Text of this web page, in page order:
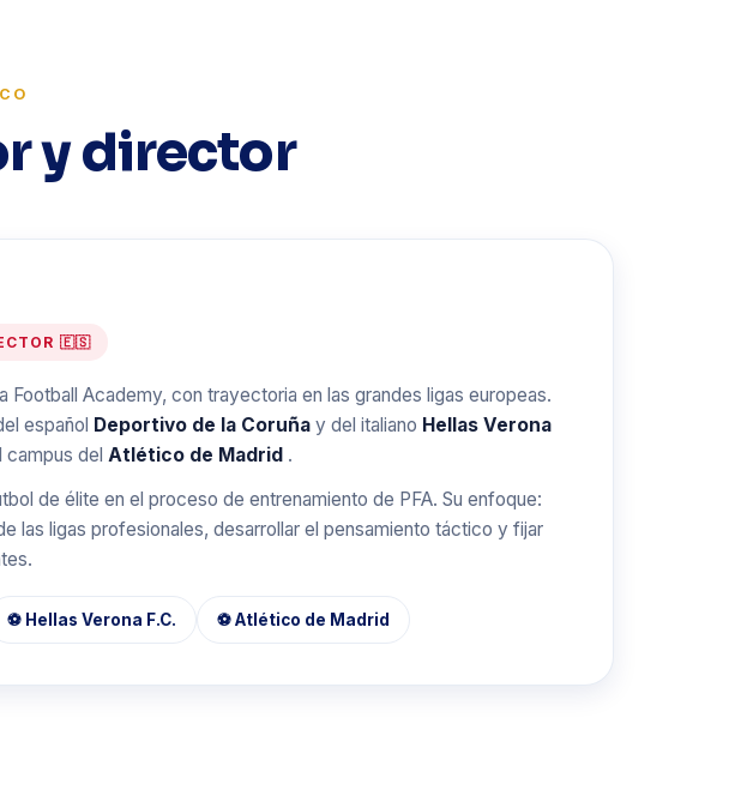
y director
🇪🇸
Football Academy, con trayectoria en las grandes ligas europeas.
español Deportivo de la Coruña y del italiano Hellas Verona
campus del Atlético de Madrid .
de élite en el proceso de entrenamiento de PFA. Su enfoque:
las ligas profesionales, desarrollar el pensamiento táctico y fijar
⚽ Hellas Verona F.C. ⚽ Atlético de Madrid